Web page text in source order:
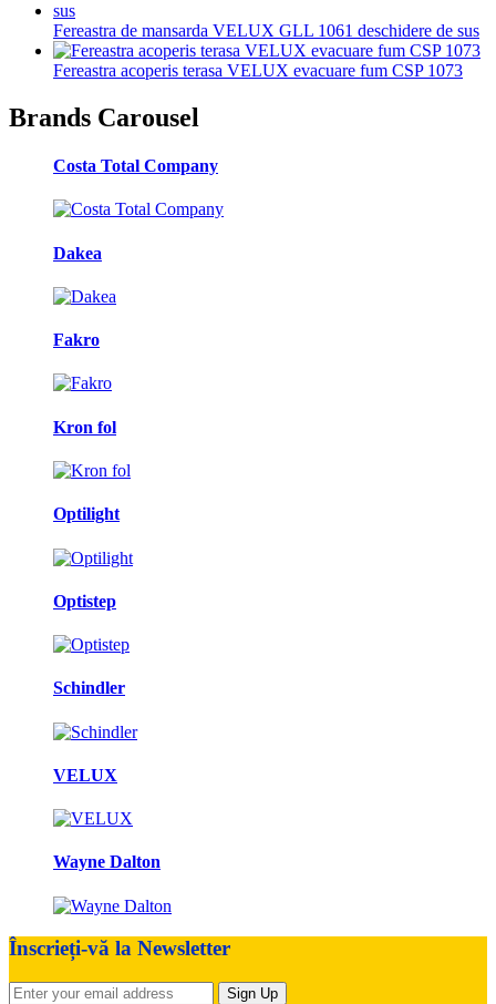
Fereastra de mansarda VELUX GLL 1061 deschidere de sus
Fereastra acoperis terasa VELUX evacuare fum CSP 1073
Brands Carousel
Costa Total Company
Dakea
Fakro
Kron fol
Optilight
Optistep
Schindler
VELUX
Wayne Dalton
Înscrieți-vă la Newsletter
Sign Up